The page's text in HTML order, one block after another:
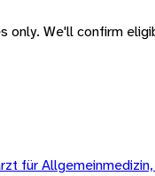
only. We'll confirm
für